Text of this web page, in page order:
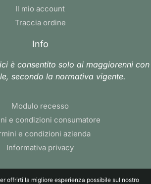
Il mio account
Traccia ordine
Info
è consentito solo ai maggiorenni con
secondo la normativa vigente.
Modulo recesso
e condizioni consumatore
e condizioni azienda
Informativa privacy
offrirti la migliore esperienza possibile sul nostro